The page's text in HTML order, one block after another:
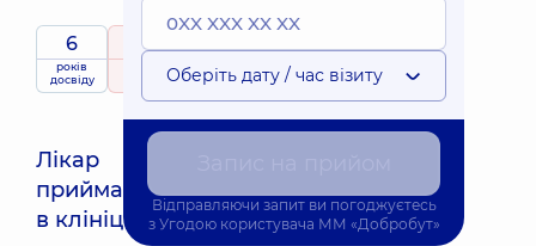
6
років
досвіду
5 / 5
рейтингна підставі
31 відгук
Лікар
приймає
в клініці
Найближчий час прийому: 18.08.2026 17:00
Оберіть дату / час візиту
Відправляючи запит ви погоджуєтесь
з Угодою користувача ММ «Добробут»